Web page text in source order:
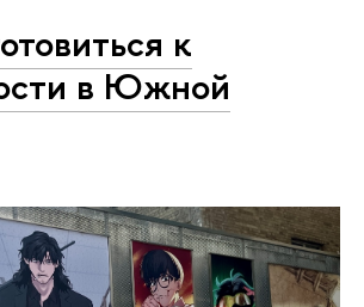
к
в Южной